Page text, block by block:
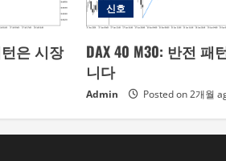
턴은 시장
신호
DAX 40 M30: 반전 패
니다
Admin Posted on 2개월